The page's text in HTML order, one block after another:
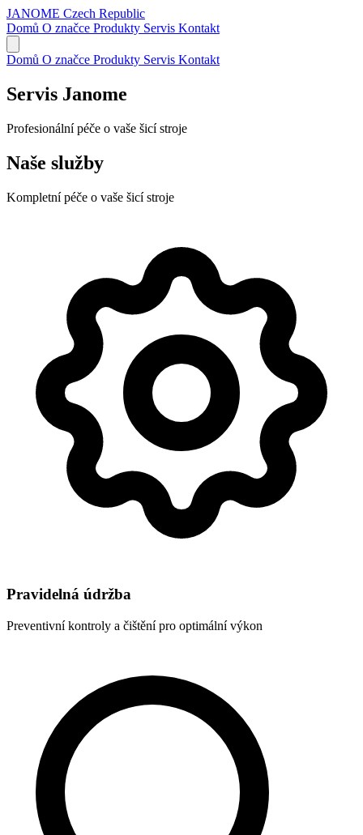
JANOME Czech Republic
Domů O značce Produkty Servis Kontakt
Domů O značce Produkty Servis Kontakt
Servis Janome
Profesionální péče o vaše šicí stroje
Naše služby
Kompletní péče o vaše šicí stroje
Pravidelná údržba
Preventivní kontroly a čištění pro optimální výkon